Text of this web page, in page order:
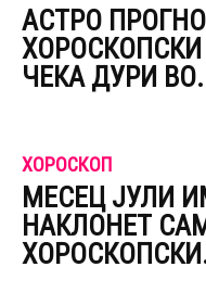
АСТРО
ХОРОСКОПСКИ
ЧЕКА ДУРИ
ХОРОСКОП
МЕСЕЦ ЈУЛИ
НАКЛОНЕТ